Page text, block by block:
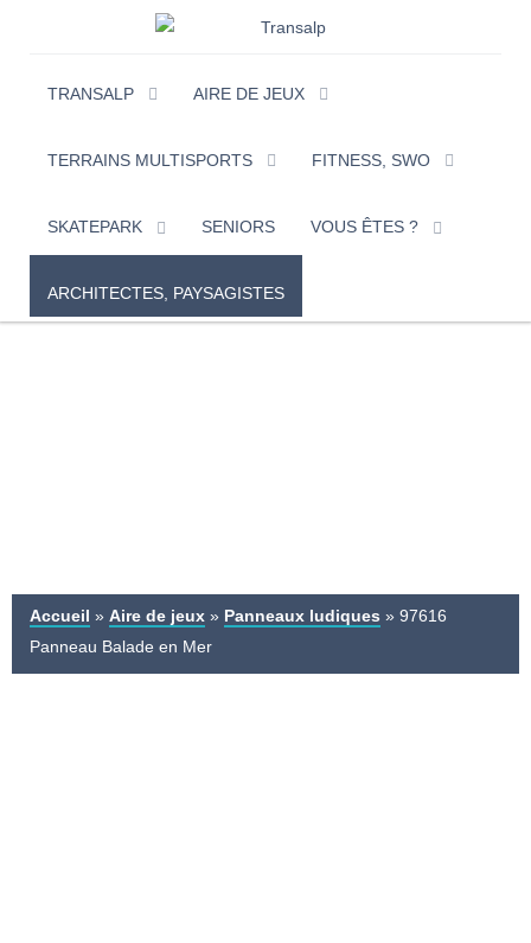
TRANSALP AIRE DE JEUX
TERRAINS MULTISPORTS FITNESS, SWO
SKATEPARK SENIORS VOUS ÊTES ?
ARCHITECTES, PAYSAGISTES
Accueil » Aire de jeux » Panneaux ludiques » 97616
Panneau Balade en Mer